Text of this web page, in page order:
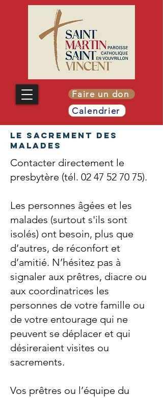
Faire un don
Calendrier
le Sacrement des
Malades
Contacter directement le
presbytère (tél. 02 47 52 70 75).
Les personnes âgées et les
malades (surtout s'ils sont
isolés) ont besoin, plus que
d’autres, de réconfort et
d’amitié. N’hésitez pas à
signaler aux prêtres, diacre ou
aux coordinatrices les
personnes de votre famille ou
de votre entourage qui ne
peuvent se déplacer et qui
désireraient visites ou
sacrements.
Vos prêtres ou l’équipe du